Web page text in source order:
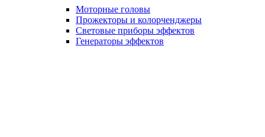
Моторные головы
Прожекторы и колорченджеры
Световые приборы эффектов
Генераторы эффектов